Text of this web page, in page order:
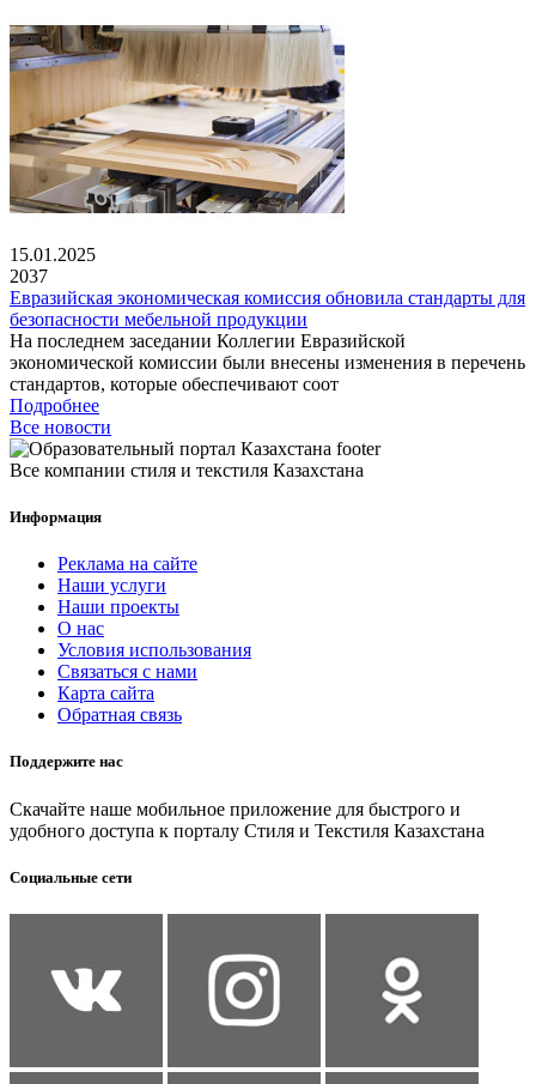
15.01.2025
2037
Евразийская экономическая комиссия обновила стандарты для
безопасности мебельной продукции
На последнем заседании Коллегии Евразийской
экономической комиссии были внесены изменения в перечень
стандартов, которые обеспечивают соот
Подробнее
Все новости
Все компании стиля и текстиля Казахстана
Информация
Реклама на сайте
Наши услуги
Наши проекты
О нас
Условия использования
Связаться с нами
Карта сайта
Обратная связь
Поддержите нас
Скачайте наше мобильное приложение для быстрого и
удобного доступа к порталу Стиля и Текстиля Казахстана
Социальные сети